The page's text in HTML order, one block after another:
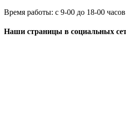
+7 (3919) 49-04-14 (Доб. 204)
Время работы:с 9-00 до 18-00 часов